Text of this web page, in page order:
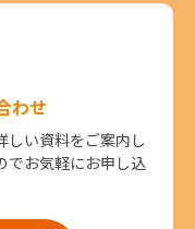
わせ
しい資料をご案内し
でお気軽にお申し込